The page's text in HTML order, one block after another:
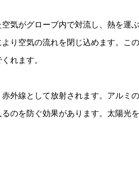
気がグローブ内で対流し、熱を運
り空気の流れを閉じ込めます。こ
れます。
外線として放射されます。アルミ
のを防ぐ効果があります。太陽光